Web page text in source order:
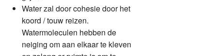
Water zal door cohesie door het
koord / touw reizen.
Watermoleculen hebben de
neiging om aan elkaar te kleven